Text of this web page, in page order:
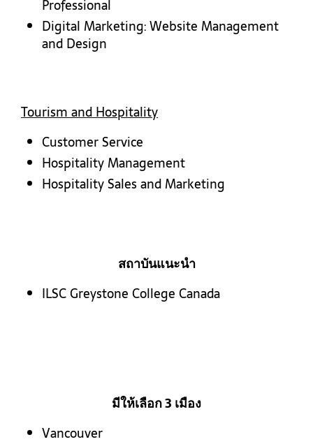
Professional
Digital Marketing: Website Management
and Design
Tourism and Hospitality
Customer Service
Hospitality Management
Hospitality Sales and Marketing
สถาบันแนะนำ
ILSC Greystone College Canada
มีให้เลือก 3 เมือง
Vancouver